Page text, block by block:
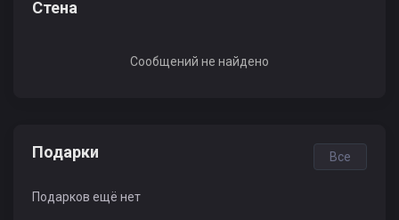
Стена
Сообщений не найдено
Подарки Все
Подарков ещё нет